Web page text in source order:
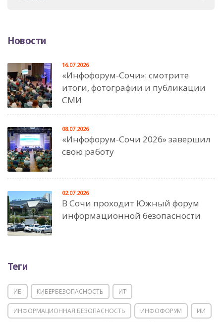
Новости
«Инфофорум-Сочи»: смотрите
итоги, фотографии и публикации
СМИ
16.07.2026
«Инфофорум-Сочи 2026» завершил
свою работу
08.07.2026
В Сочи проходит Южный форум
информационной безопасности
02.07.2026
Теги
ИБ КИБЕРБЕЗОПАСНОСТЬ ИТ
ИНФОРМАЦИОННАЯ БЕЗОПАСНОСТЬ ИНФОФОРУМ ИИ